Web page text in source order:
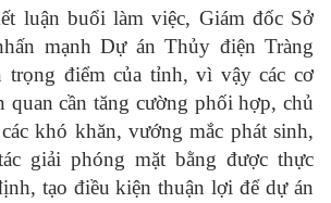
luận buổi làm việc, Giám đốc Sở
mạnh Dự án Thủy điện Tràng
điểm của tỉnh, vì vậy các cơ
quan cần tăng cường phối hợp, chủ
khó khăn, vướng mắc phát sinh,
giải phóng mặt bằng được thực
tạo điều kiện thuận lợi để dự án